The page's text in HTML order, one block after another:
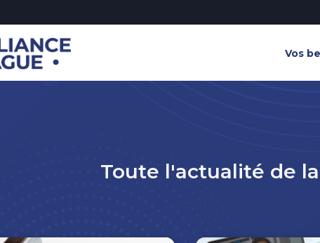
Vos
Toute l'actualité de